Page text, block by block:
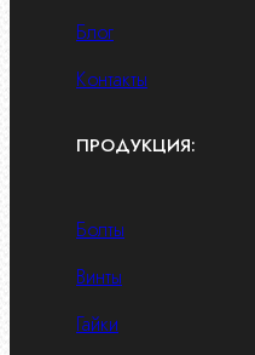
Блог
Контакты
ПРОДУКЦИЯ:
Болты
Винты
Гайки